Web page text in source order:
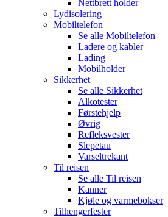
Nettbrett holder
Lydisolering
Mobiltelefon
Se alle Mobiltelefon
Ladere og kabler
Lading
Mobilholder
Sikkerhet
Se alle Sikkerhet
Alkotester
Førstehjelp
Øvrig
Refleksvester
Slepetau
Varseltrekant
Til reisen
Se alle Til reisen
Kanner
Kjøle og varmebokser
Tilhengerfester